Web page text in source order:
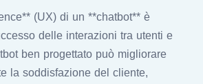
(UX) di un **chatbot** è
delle interazioni tra utenti e
ben progettato può migliorare
la soddisfazione del cliente,